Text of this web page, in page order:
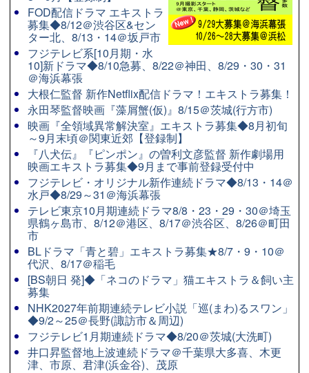
FOD配信ドラマ エキストラ
募集◆8/12＠渋谷区&セン
ター北、8/13・14＠坂戸市
フジテレビ系[10月期・水
10]新ドラマ◆8/10急募、8/22＠神田、8/29・30・31
＠海浜幕張
大根仁監督 新作Netflix配信ドラマ！エキストラ募集！
永田琴監督映画『藻屑蟹(仮)』8/15＠茨城(行方市)
映画『全領域異常解決室』エキストラ募集◆8月初旬
～9月末頃＠関東近郊【登録制】
『八犬伝』『ピンポン』の曽利文彦監督 新作劇場用
映画エキストラ募集◆9月まで事前登録受付中
フジテレビ・オリジナル新作連続ドラマ◆8/13・14＠
水戸◆8/29～31＠海浜幕張
テレビ東京10月期連続ドラマ8/8・23・29・30＠埼玉
県鶴ヶ島市、8/12＠港区、8/17＠渋谷区、8/26＠町田
市
BLドラマ「青と碧」エキストラ募集★8/7・9・10＠
代沢、8/17＠稲毛
[BS朝日 発]◆「ネコのドラマ」猫エキストラ＆飼い主
募集
NHK2027年前期連続テレビ小説「巡(まわ)るスワン」
◆9/2～25＠長野(諏訪市＆周辺)
フジテレビ1月期連続ドラマ◆8/20＠茨城(大洗町)
井口昇監督地上波連続ドラマ＠千葉県大多喜、木更
津、市原、君津(浜金谷)、茂原